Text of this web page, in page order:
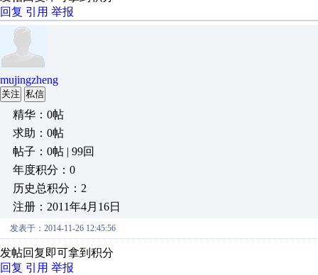
回复 引用 举报
mujingzheng
关注 私信
精华：0帖
求助：0帖
帖子：0帖 | 99回
年度积分：0
历史总积分：2
注册：2011年4月16日
发表于：2014-11-26 12:45:56
发帖回复即可拿到积分
回复 引用 举报